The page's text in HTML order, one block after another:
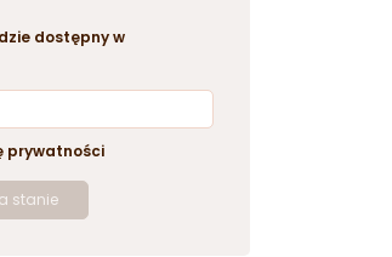
dostępny w
prywatności
stanie